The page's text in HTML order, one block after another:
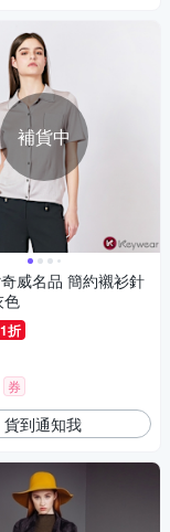
補貨中
威名品 簡約襯衫針
色
折
券
貨到通知我